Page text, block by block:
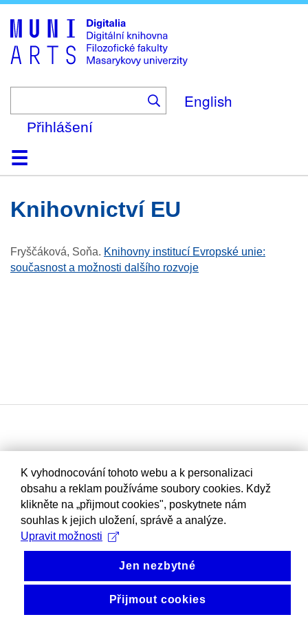
to
main
content
English
Přihlášení
DomůKolekce
Prohlížení
Vyhledávání
O platformě
Nápověda
KontaktDigitalia
knihovnictví EU
Fryščáková, Soňa. Knihovny institucí Evropské unie:
současnost a možnosti dalšího rozvoje
K vyhodnocování tohoto webu a k personalizaci
obsahu a reklam používáme soubory cookies. Když
klikněte na „přijmout cookies", poskytnete nám
souhlas k jejich uložení, správě a analýze.
Upravit možnosti
Jen nezbytné
Přijmout cookies